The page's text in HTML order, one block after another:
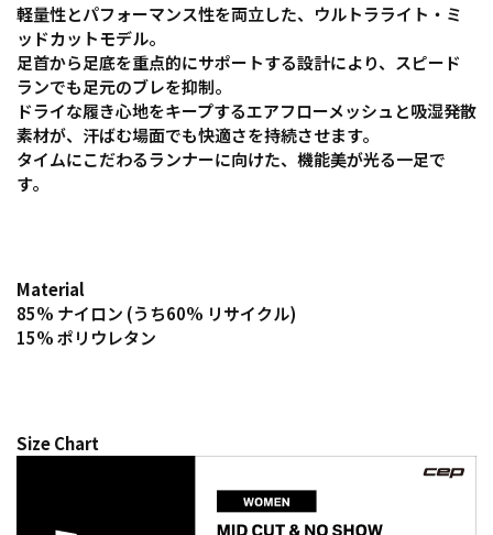
軽量性とパフォーマンス性を両立した、ウルトラライト・ミ
ッドカットモデル。
足首から足底を重点的にサポートする設計により、スピード
ランでも足元のブレを抑制。
ドライな履き心地をキープするエアフローメッシュと吸湿発散
素材が、汗ばむ場面でも快適さを持続させます。
タイムにこだわるランナーに向けた、機能美が光る一足で
す。
Material
85% ナイロン (うち60% リサイクル)
15% ポリウレタン
Size Chart